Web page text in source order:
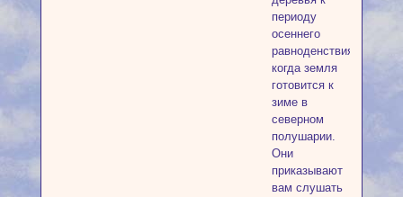
периоду
осеннего
равноденствия,
когда земля
готовится к
зиме в
северном
полушарии.
Они
приказывают
вам слушать